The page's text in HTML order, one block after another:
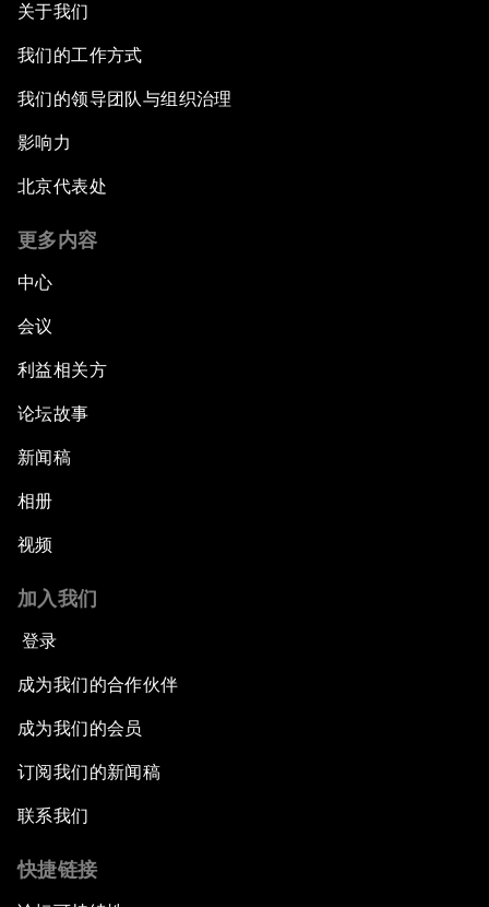
关于我们
我们的工作方式
我们的领导团队与组织治理
影响力
北京代表处
更多内容
中心
会议
利益相关方
论坛故事
新闻稿
相册
视频
加入我们
登录
成为我们的合作伙伴
成为我们的会员
订阅我们的新闻稿
联系我们
快捷链接